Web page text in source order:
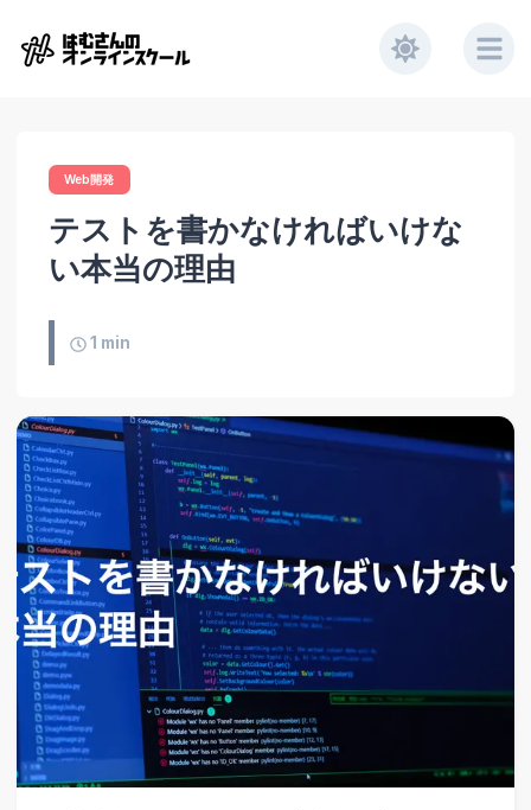
Web開発
テストを書かなければいけな
い本当の理由
1 min